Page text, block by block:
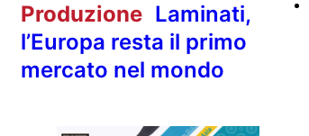
Produzione Laminati,
l’Europa resta il primo
mercato nel mondo